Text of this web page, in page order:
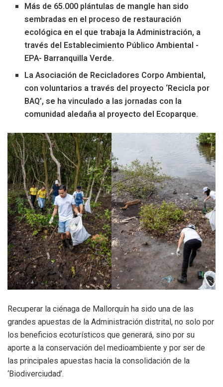
Más de 65.000 plántulas de mangle han sido
sembradas en el proceso de restauración
ecológica en el que trabaja la Administración, a
través del Establecimiento Público Ambiental -
EPA- Barranquilla Verde.
La Asociación de Recicladores Corpo Ambiental,
con voluntarios a través del proyecto ‘Recicla por
BAQ’, se ha vinculado a las jornadas con la
comunidad aledaña al proyecto del Ecoparque.
Recuperar la ciénaga de Mallorquín ha sido una de las
grandes apuestas de la Administración distrital, no solo por
los beneficios ecoturísticos que generará, sino por su
aporte a la conservación del medioambiente y por ser de
las principales apuestas hacia la consolidación de la
‘Biodiverciudad’.